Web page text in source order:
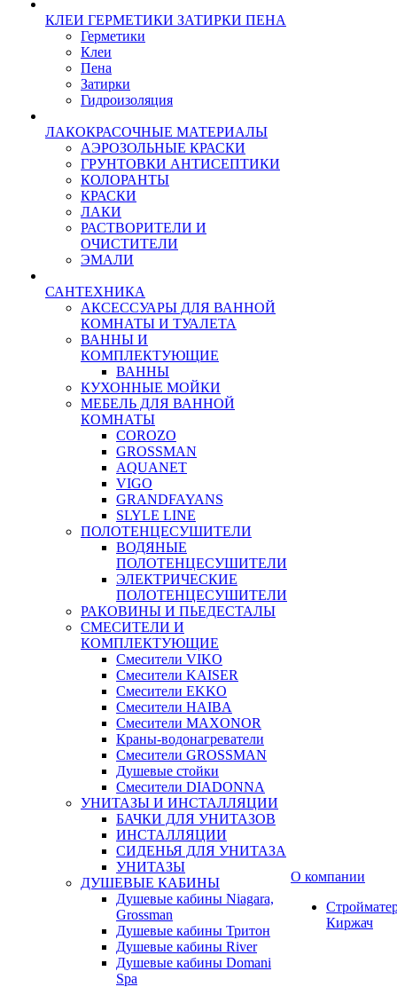
КЛЕИ ГЕРМЕТИКИ ЗАТИРКИ ПЕНА
Герметики
Клеи
Пена
Затирки
Гидроизоляция
ЛАКОКРАСОЧНЫЕ МАТЕРИАЛЫ
АЭРОЗОЛЬНЫЕ КРАСКИ
ГРУНТОВКИ АНТИСЕПТИКИ
КОЛОРАНТЫ
КРАСКИ
ЛАКИ
РАСТВОРИТЕЛИ И
ОЧИСТИТЕЛИ
ЭМАЛИ
САНТЕХНИКА
АКСЕССУАРЫ ДЛЯ ВАННОЙ
КОМНАТЫ И ТУАЛЕТА
ВАННЫ И
КОМПЛЕКТУЮЩИЕ
ВАННЫ
КУХОННЫЕ МОЙКИ
МЕБЕЛЬ ДЛЯ ВАННОЙ
КОМНАТЫ
COROZO
GROSSMAN
AQUANET
VIGO
GRANDFAYANS
SLYLE LINE
ПОЛОТЕНЦЕСУШИТЕЛИ
ВОДЯНЫЕ
ПОЛОТЕНЦЕСУШИТЕЛИ
ЭЛЕКТРИЧЕСКИЕ
ПОЛОТЕНЦЕСУШИТЕЛИ
РАКОВИНЫ И ПЬЕДЕСТАЛЫ
СМЕСИТЕЛИ И
КОМПЛЕКТУЮЩИЕ
Смесители VIKO
Смесители KAISER
Смесители EKKO
Смесители HAIBA
Смесители MAXONOR
Краны-водонагреватели
Смесители GROSSMAN
Душевые стойки
Смесители DIADONNA
УНИТАЗЫ И ИНСТАЛЛЯЦИИ
БАЧКИ ДЛЯ УНИТАЗОВ
ИНСТАЛЛЯЦИИ
СИДЕНЬЯ ДЛЯ УНИТАЗА
УНИТАЗЫ
ДУШЕВЫЕ КАБИНЫ
Душевые кабины Niagara,
Grossman
Душевые кабины Тритон
Душевые кабины River
Душевые кабины Domani
Spa
О компании
Киржач